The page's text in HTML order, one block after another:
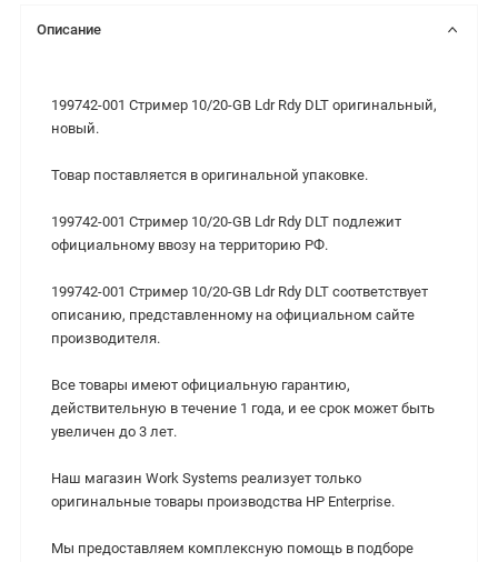
Описание
199742-001 Стример 10/20-GB Ldr Rdy DLT оригинальный,
новый.
Товар поставляется в оригинальной упаковке.
199742-001 Стример 10/20-GB Ldr Rdy DLT подлежит
официальному ввозу на территорию РФ.
199742-001 Стример 10/20-GB Ldr Rdy DLT соответствует
описанию, представленному на официальном сайте
производителя.
Все товары имеют официальную гарантию,
действительную в течение 1 года, и ее срок может быть
увеличен до 3 лет.
Наш магазин Work Systems реализует только
оригинальные товары производства HP Enterprise.
Мы предоставляем комплексную помощь в подборе